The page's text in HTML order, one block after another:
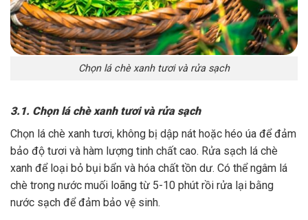
Chọn lá chè xanh tươi và rửa sạch
3.1. Chọn lá chè xanh tươi và rửa sạch
Chọn lá chè xanh tươi, không bị dập nát hoặc héo úa để đảm
bảo độ tươi và hàm lượng tinh chất cao. Rửa sạch lá chè
xanh để loại bỏ bụi bẩn và hóa chất tồn dư. Có thể ngâm lá
chè trong nước muối loãng từ 5-10 phút rồi rửa lại bằng
nước sạch để đảm bảo vệ sinh.